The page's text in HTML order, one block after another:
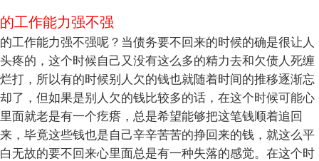
的工作能力强不强
的工作能力强不强呢？当债务要不回来的时候的确是很让人
头疼的，这个时候自己又没有这么多的精力去和欠债人死缠
烂打，所以有的时候别人欠的钱也就随着时间的推移逐渐忘
却了，但如果是别人欠的钱比较多的话，在这个时候可能心
里面就老是有一个疙瘩，总是希望能够把这笔钱顺着追回
来，毕竟这些钱也是自己辛辛苦苦的挣回来的钱，就这么平
白无故的要不回来心里面总是有一种失落的感觉。在这个时